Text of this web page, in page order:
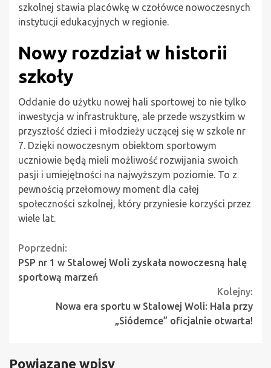
szkolnej stawia placówkę w czołówce nowoczesnych
instytucji edukacyjnych w regionie.
Nowy rozdział w historii
szkoły
Oddanie do użytku nowej hali sportowej to nie tylko
inwestycja w infrastrukturę, ale przede wszystkim w
przyszłość dzieci i młodzieży uczącej się w szkole nr
7. Dzięki nowoczesnym obiektom sportowym
uczniowie będą mieli możliwość rozwijania swoich
pasji i umiejętności na najwyższym poziomie. To z
pewnością przełomowy moment dla całej
społeczności szkolnej, który przyniesie korzyści przez
wiele lat.
Continue
Reading
Poprzedni:
PSP nr 1 w Stalowej Woli zyskała nowoczesną halę
sportową marzeń
Kolejny:
Nowa era sportu w Stalowej Woli: Hala przy
„Siódemce” oficjalnie otwarta!
Powiązane wpisy